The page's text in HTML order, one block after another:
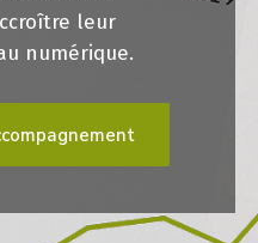
leur
numérique.